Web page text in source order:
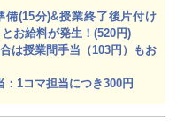
(15分)&授業終了後片付け
お給料が発生！(520円)
は授業間手当（103円）もお
1コマ担当につき300円